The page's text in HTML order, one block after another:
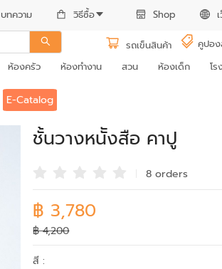
บทความ วิธีซื้อ Shop
รถเข็นสินค้า
คูปอ
ห้องครัว ห้องทำงาน สวน ห้องเด็ก โร
E-Catalog
ชั้นวางหนัังสือ คาปู
8 orders
฿ 3,780
฿ 4,200
สี :